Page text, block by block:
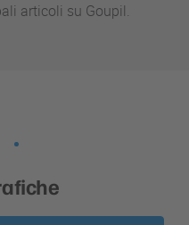
articoli su Goupil.